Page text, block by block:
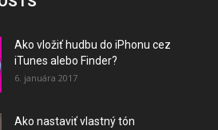
Ako vložiť hudbu do iPhonu cez
iTunes alebo Finder?
6. januára 2017
Ako nastaviť vlastný tón